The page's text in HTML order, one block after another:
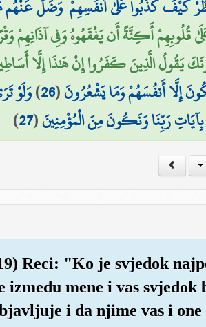
كَيْفَ كَذَبُوا عَلَىٰ أَنفُسِهِمْ ۚ وَضَلَّ عَنْهُم
أَكِنَّةً أَن يَفْقَهُوهُ وَفِي آذَانِهِمْ
يَقُولُ الَّذِينَ كَفَرُوا إِنْ هَٰذَا إِلَّا
إِلَّا أَنفُسَهُمْ وَمَا يَشْعُرُونَ(
26
)وَلَوْ
بِآيَاتِ رَبِّنَا وَنَكُونَ مِنَ الْمُؤْمِنِينَ(
27
)
Reci: "Ko je svjedok
između mene i vas
i da njime vas i